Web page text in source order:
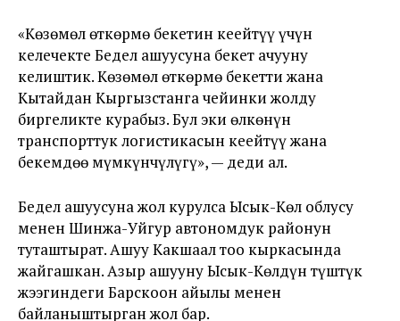
«Көзөмөл өткөрмө бекетин кеңейтүү үчүн
келечекте Бедел ашуусуна бекет ачууну
келиштик. Көзөмөл өткөрмө бекетти жана
Кытайдан Кыргызстанга чейинки жолду
биргеликте курабыз. Бул эки өлкөнүн
транспорттук логистикасын кеңейтүү жана
бекемдөө мүмкүнчүлүгү», — деди ал.
Бедел ашуусуна жол курулса Ысык-Көл облусу
менен Шинжаң-Уйгур автономдук районун
туташтырат. Ашуу Какшаал тоо кыркасында
жайгашкан. Азыр ашууну Ысык-Көлдүн түштүк
жээгиндеги Барскоон айылы менен
байланыштырган жол бар.